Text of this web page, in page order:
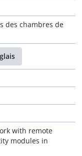
des chambres de
with remote
modules in